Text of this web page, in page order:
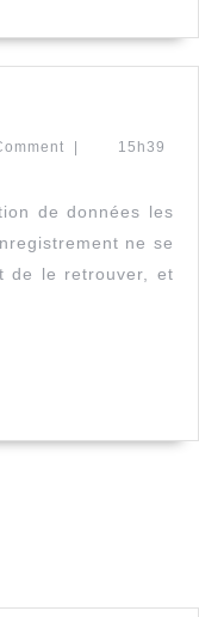
| 15h39
de données les
ne se
de le retrouver, et